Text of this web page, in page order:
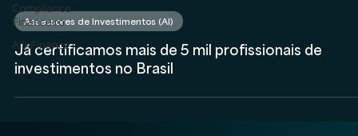
Compliance
Financeiro
AIInFinance
Diulia Borges
10 de jul. de 2025